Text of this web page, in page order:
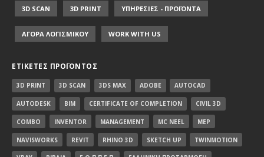
3D SCAN 3D PRINT ΥΠΗΡΕΣΙΕΣ - ΠΡΟΪΟΝΤΑ
ΑΓΟΡΑ ΛΟΓΙΣΜΙΚΟΥ WORK WITH US
ΕΤΙΚΈΤΕΣ ΠΡΟΪΌΝΤΟΣ
3D PRINT 3D SCAN 3DS MAX ADOBE AUTOCAD
AUTODESK BIM CERTIFICATE OF COMPLETION CIVIL 3D
COMBO INVENTOR MANAGEMENT MC NEEL MEP
NAVISWORKS REVIT RHINO 3D SKETCH UP TWINMOTION